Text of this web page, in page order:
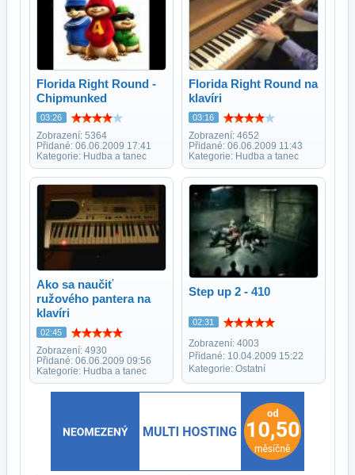
Florida Right Round -
Chipmunked
03:26
Zobrazení: 5364
Přidané: 06.06.2009 17:41
Kategorie: Hudba a tanec
Florida Right Round na
klavíri
03:16
Zobrazení: 4652
Přidané: 06.06.2009 11:43
Kategorie: Hudba a tanec
Ako sa naučiť
ružového pantera na
klavíri
02:45
Zobrazení: 4930
Přidané: 06.06.2009 09:56
Kategorie: Hudba a tanec
Step up 2 - 410
02:31
Zobrazení: 4003
Přidané: 10.04.2009 15:22
Kategorie: Ostatní